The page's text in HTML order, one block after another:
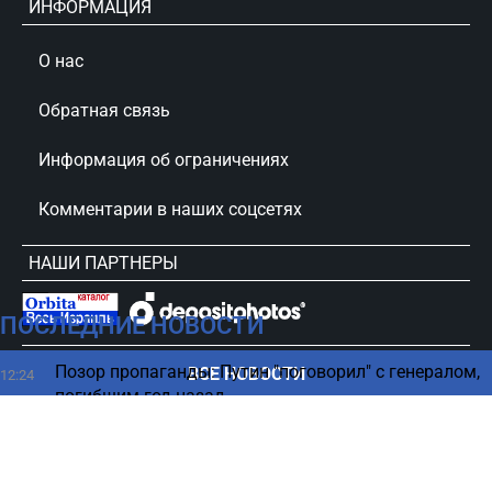
ПОСЛЕДНИЕ НОВОСТИ
12:24
Позор пропаганды: Путин "поговорил" с генералом,
погибшим год назад
ВСЕ НОВОСТИ
ИНФОРМАЦИЯ
О нас
Обратная связь
Информация об ограничениях
Комментарии в наших соцсетях
НАШИ ПАРТНЕРЫ
сursorinfo.co.il © Все права защищены